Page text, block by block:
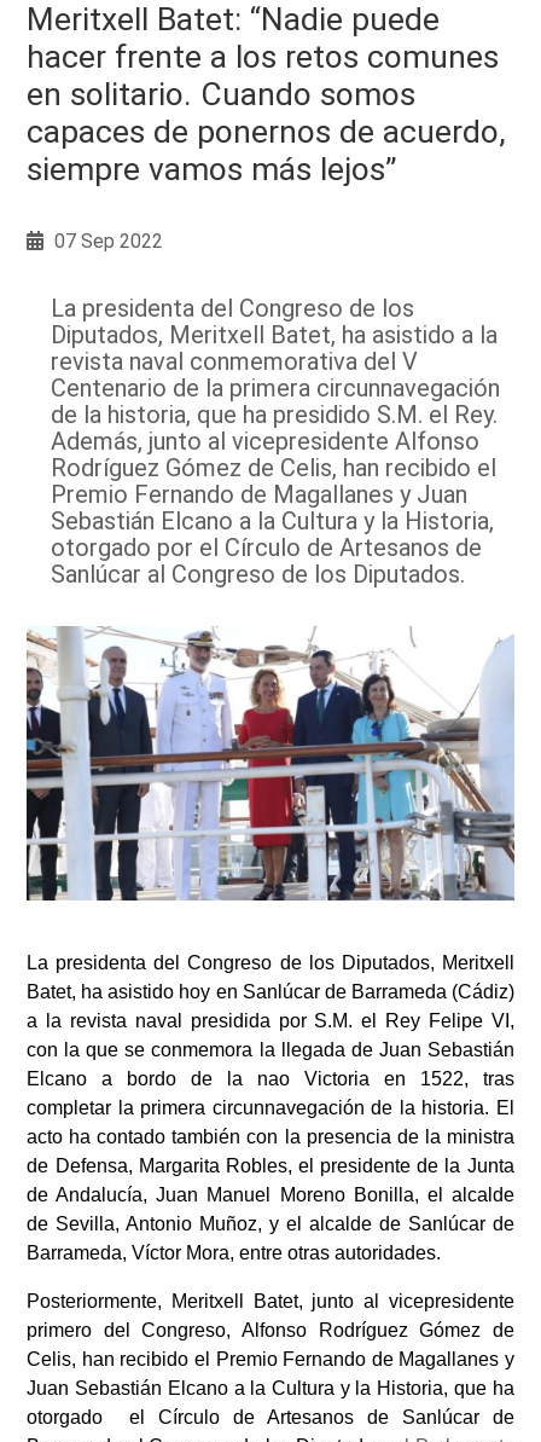
Meritxell Batet: “Nadie puede
hacer frente a los retos comunes
en solitario. Cuando somos
capaces de ponernos de acuerdo,
siempre vamos más lejos”
07 Sep 2022
La presidenta del Congreso de los
Diputados, Meritxell Batet, ha asistido a la
revista naval conmemorativa del V
Centenario de la primera circunnavegación
de la historia, que ha presidido S.M. el Rey.
Además, junto al vicepresidente Alfonso
Rodríguez Gómez de Celis, han recibido el
Premio Fernando de Magallanes y Juan
Sebastián Elcano a la Cultura y la Historia,
otorgado por el Círculo de Artesanos de
Sanlúcar al Congreso de los Diputados.
La presidenta del Congreso de los Diputados, Meritxell
Batet, ha asistido hoy en Sanlúcar de Barrameda (Cádiz)
a la revista naval presidida por S.M. el Rey Felipe VI,
con la que se conmemora la llegada de Juan Sebastián
Elcano a bordo de la nao Victoria en 1522, tras
completar la primera circunnavegación de la historia. El
acto ha contado también con la presencia de la ministra
de Defensa, Margarita Robles, el presidente de la Junta
de Andalucía, Juan Manuel Moreno Bonilla, el alcalde
de Sevilla, Antonio Muñoz, y el alcalde de Sanlúcar de
Barrameda, Víctor Mora, entre otras autoridades.
Posteriormente, Meritxell Batet, junto al vicepresidente
primero del Congreso, Alfonso Rodríguez Gómez de
Celis, han recibido el Premio Fernando de Magallanes y
Juan Sebastián Elcano a la Cultura y la Historia, que ha
otorgado el Círculo de Artesanos de Sanlúcar de